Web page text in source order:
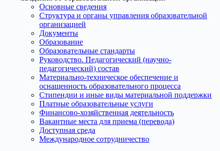
Основные сведения
Структура и органы управления образовательной
организацией
Документы
Образование
Образовательные стандарты
Руководство. Педагогический (научно-
педагогический) состав
Материально-техническое обеспечение и
оснащенность образовательного процесса
Стипендии и иные виды материальной поддержки
Платные образовательные услуги
Финансово-хозяйственная деятельность
Вакантные места для приема (перевода)
Доступная среда
Международное сотрудничество